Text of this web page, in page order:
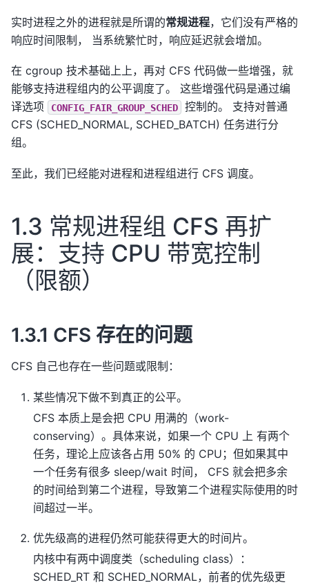
实时进程之外的进程就是所谓的常规进程，它们没有严格的
响应时间限制， 当系统繁忙时，响应延迟就会增加。
在 cgroup 技术基础上上，再对 CFS 代码做一些增强，就
能够支持进程组内的公平调度了。 这些增强代码是通过编
译选项
CONFIG_FAIR_GROUP_SCHED
控制的。 支持对普通
CFS (SCHED_NORMAL, SCHED_BATCH) 任务进行分
组。
至此，我们已经能对进程和进程组进行 CFS 调度。
1.3 常规进程组 CFS 再扩
展：支持 CPU 带宽控制
（限额）
1.3.1 CFS 存在的问题
CFS 自己也存在一些问题或限制：
某些情况下做不到真正的公平。
CFS 本质上是会把 CPU 用满的（work-
conserving）。具体来说，如果一个 CPU 上 有两个
任务，理论上应该各占用 50% 的 CPU；但如果其中
一个任务有很多 sleep/wait 时间， CFS 就会把多余
的时间给到第二个进程，导致第二个进程实际使用的时
间超过一半。
优先级高的进程仍然可能获得更大的时间片。
内核中有两中调度类（scheduling class）：
SCHED_RT 和 SCHED_NORMAL，前者的优先级更